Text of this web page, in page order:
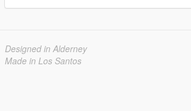
Designed in Alderney
Made in Los Santos